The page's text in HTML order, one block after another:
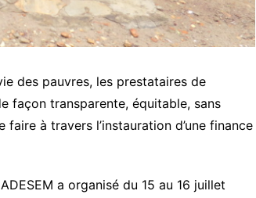
Nous soutenir
des pauvres, les prestataires de
façon transparente, équitable, sans
à travers l’instauration d’une finance
a organisé du 15 au 16 juillet